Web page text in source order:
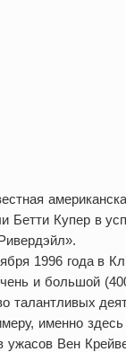
Бетти Купер в
1996 года в
и большой
талантливых
именно
Вен